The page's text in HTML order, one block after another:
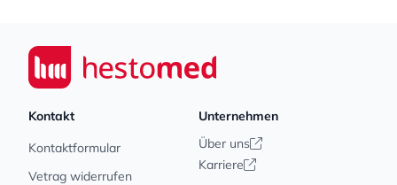
Seiwert GmbH
Kontakt
Kontaktformular
Vetrag widerrufen
Unternehmen
Über uns
Karriere